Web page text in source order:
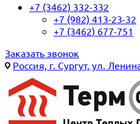
+7 (3462) 332-332
+7 (982) 413-23-32
+7 (3462) 677-751
Заказать звонок
Россия, г. Сургут, ул.